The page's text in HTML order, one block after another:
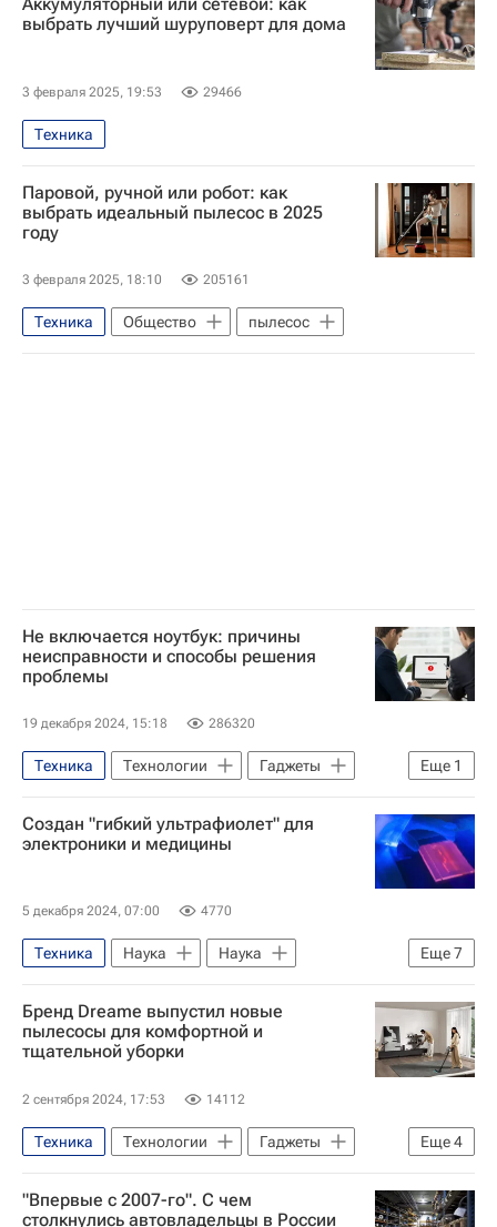
Ульяновский автомобильный завод (УАЗ)
выбрать лучший шуруповерт для дома
3 февраля 2025, 19:53 29466
Техника
Паровой, ручной или робот: как
выбрать идеальный пылесос в 2025
году
3 февраля 2025, 18:10 205161
Техника Общество пылесос
Не включается ноутбук: причины
неисправности и способы решения
проблемы
19 декабря 2024, 15:18 286320
Еще 1
Техника Технологии
Гаджеты
Ноутбуки
Создан "гибкий ультрафиолет" для
электроники и медицины
5 декабря 2024, 07:00 4770
Еще7
Техника Наука
Наука
Университетская наука
Франция
Российская академия наук
Санкт-Петербург
электроника
Бренд Dreame выпустил новые
пылесосы для комфортной и
тщательной уборки
2 сентября 2024, 17:53 14112
Еще4
Техника Технологии
Гаджеты
Наука
Россия
пылесос
Наука
"Впервые с 2007-го". С чем
столкнулись автовладельцы в России